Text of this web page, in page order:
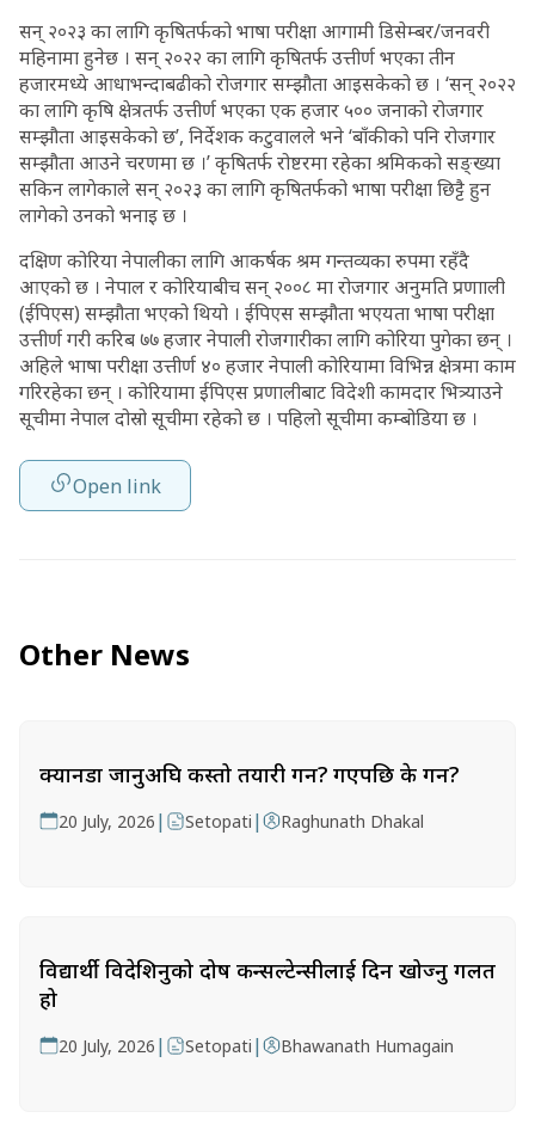
सन् २०२३ का लागि कृषितर्फको भाषा परीक्षा आगामी डिसेम्बर/जनवरी
महिनामा हुनेछ । सन् २०२२ का लागि कृषितर्फ उत्तीर्ण भएका तीन
हजारमध्ये आधाभन्दाबढीको रोजगार सम्झौता आइसकेको छ । ‘सन् २०२२
का लागि कृषि क्षेत्रतर्फ उत्तीर्ण भएका एक हजार ५०० जनाको रोजगार
सम्झौता आइसकेको छ’, निर्देशक कटुवालले भने ‘बाँकीको पनि रोजगार
सम्झौता आउने चरणमा छ ।’ कृषितर्फ रोष्टरमा रहेका श्रमिकको सङ्ख्या
सकिन लागेकाले सन् २०२३ का लागि कृषितर्फको भाषा परीक्षा छिट्टै हुन
लागेको उनको भनाइ छ ।
दक्षिण कोरिया नेपालीका लागि आकर्षक श्रम गन्तव्यका रुपमा रहँदै
आएको छ । नेपाल र कोरियाबीच सन् २००८ मा रोजगार अनुमति प्रणााली
(ईपिएस) सम्झौता भएको थियो । ईपिएस सम्झौता भएयता भाषा परीक्षा
उत्तीर्ण गरी करिब ७७ हजार नेपाली रोजगारीका लागि कोरिया पुगेका छन् ।
अहिले भाषा परीक्षा उत्तीर्ण ४० हजार नेपाली कोरियामा विभिन्न क्षेत्रमा काम
गरिरहेका छन् । कोरियामा ईपिएस प्रणालीबाट विदेशी कामदार भित्र्याउने
सूचीमा नेपाल दोस्रो सूचीमा रहेको छ । पहिलो सूचीमा कम्बोडिया छ ।
Open link
Other News
क्यानडा जानुअघि कस्तो तयारी गर्ने? गएपछि के गर्ने?
20 July, 2026 | Setopati | Raghunath Dhakal
विद्यार्थी विदेशिनुको दोष कन्सल्टेन्सीलाई दिन खोज्नु गलत
हो
20 July, 2026 | Setopati | Bhawanath Humagain